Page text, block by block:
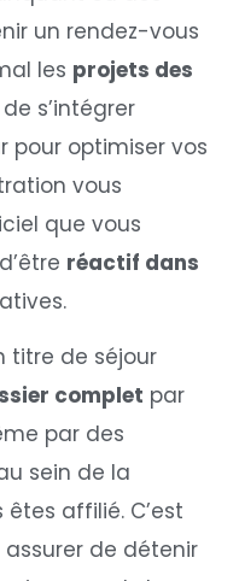
un rendez-vous
les projets des
de s’intégrer
pour optimiser vos
vous
que vous
réactif dans
titre de séjour
complet par
par des
sein de la
affilié. C’est
de détenir